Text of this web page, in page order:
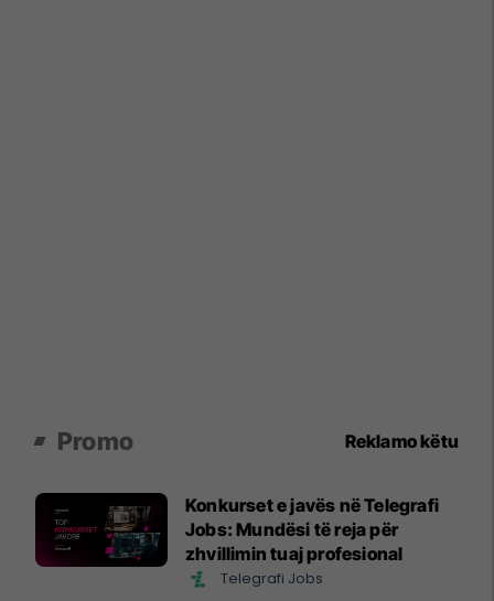
Promo Reklamo këtu
Konkurset e javës në Telegrafi
Jobs: Mundësi të reja për
zhvillimin tuaj profesional
Telegrafi Jobs